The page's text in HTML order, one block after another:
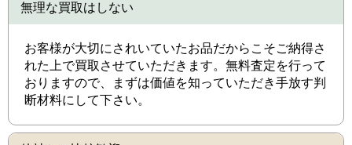
無理な買取はしない
お客様が大切にされいていたお品だからこそご納得さ
れた上で買取させていただきます。無料査定を行って
おりますので、まずは価値を知っていただき手放す判
断材料にして下さい。